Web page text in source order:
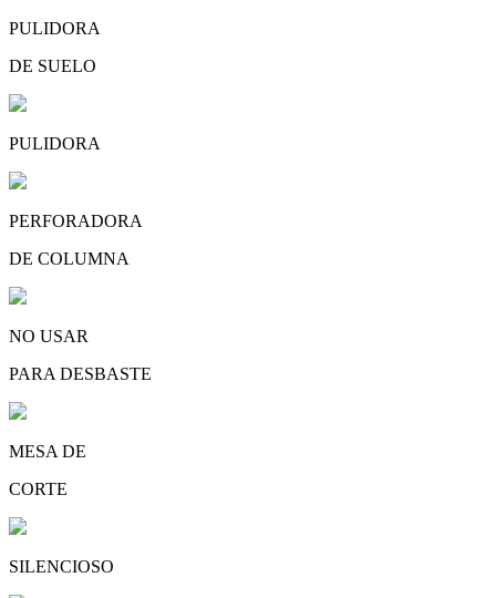
PULIDORA
DE SUELO
PULIDORA
PERFORADORA
DE COLUMNA
NO USAR
PARA DESBASTE
MESA DE
CORTE
SILENCIOSO